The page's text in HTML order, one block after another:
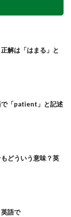
解は「はまる」と
で「patient」と記述
どういう意味？英
語で